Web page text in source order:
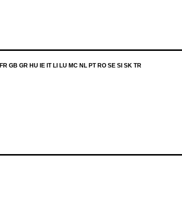
GB GR HU IE IT LI LU MC NL PT RO SE SI SK TR